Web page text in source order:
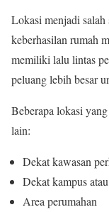
Lokasi menjadi salah
keberhasilan rumah
memiliki lalu lintas
peluang lebih besar
Beberapa lokasi
lain:
Dekat kawasan
Dekat kampus
Area perumahan